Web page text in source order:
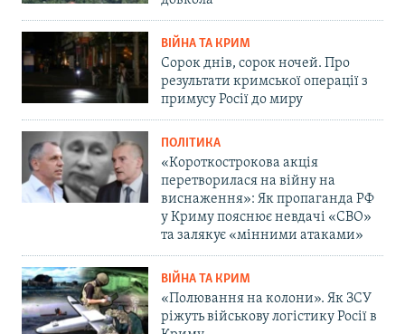
ВІЙНА ТА КРИМ
Сорок днів, сорок ночей. Про
результати кримської операції з
примусу Росії до миру
ПОЛІТИКА
«Короткострокова акція
перетворилася на війну на
виснаження»: Як пропаганда РФ
у Криму пояснює невдачі «СВО»
та залякує «мінними атаками»
ВІЙНА ТА КРИМ
«Полювання на колони». Як ЗСУ
ріжуть військову логістику Росії в